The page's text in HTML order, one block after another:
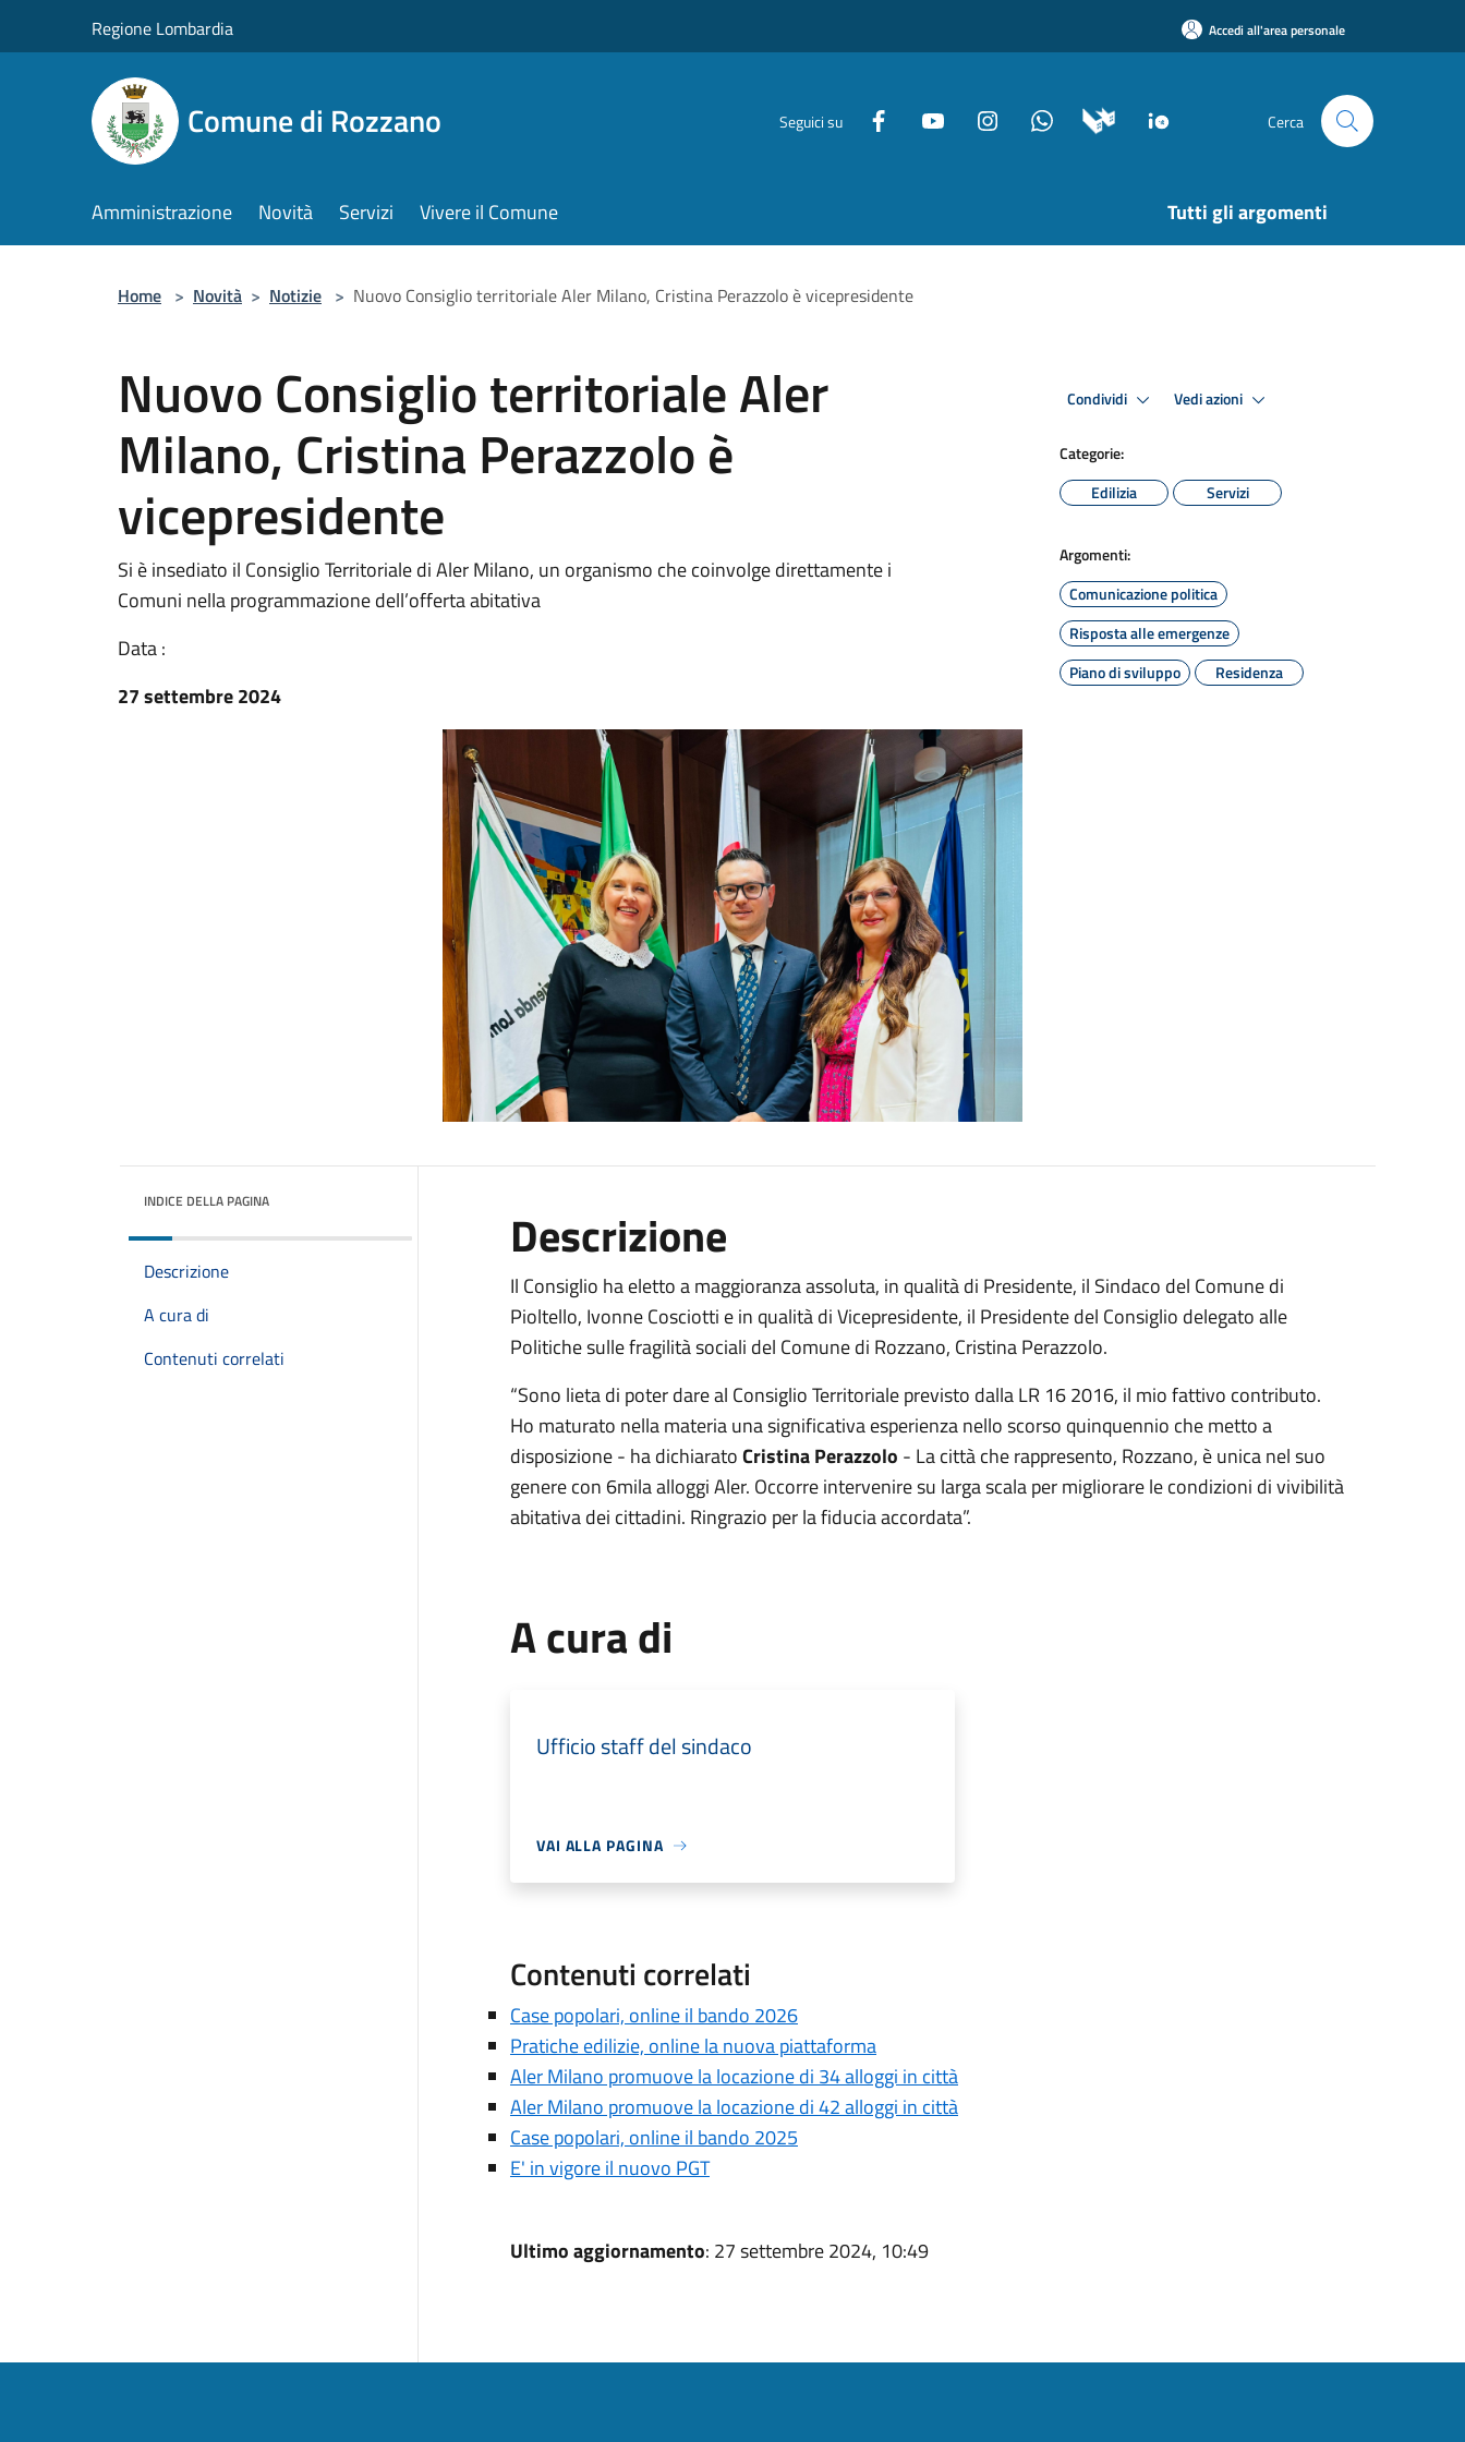
Regione Lombardia Accedi all'area personale
Comune di Rozzano Seguici su Cerca
Amministrazione Novità Servizi Vivere il Comune Tutti gli argomenti
Home > Novità > Notizie > Nuovo Consiglio territoriale Aler Milano, Cristina Perazzolo è vicepresidente
Nuovo Consiglio territoriale Aler
Milano, Cristina Perazzolo è
vicepresidente
Si è insediato il Consiglio Territoriale di Aler Milano, un organismo che coinvolge direttamente i
Comuni nella programmazione dell’offerta abitativa
Data :
27 settembre 2024
Condividi Vedi azioni
Categorie:
Edilizia
Servizi
Argomenti:
Comunicazione politica
Risposta alle emergenze
Piano di sviluppo
Residenza
INDICE DELLA PAGINA
Descrizione
A cura di
Contenuti correlati
Descrizione
Il Consiglio ha eletto a maggioranza assoluta, in qualità di Presidente, il Sindaco del Comune di
Pioltello, Ivonne Cosciotti e in qualità di Vicepresidente, il Presidente del Consiglio delegato alle
Politiche sulle fragilità sociali del Comune di Rozzano, Cristina Perazzolo.
“Sono lieta di poter dare al Consiglio Territoriale previsto dalla LR 16 2016, il mio fattivo contributo.
Ho maturato nella materia una significativa esperienza nello scorso quinquennio che metto a
disposizione - ha dichiaratoCristina Perazzolo - La città che rappresento, Rozzano, è unica nel suo
genere con 6mila alloggi Aler. Occorre intervenire su larga scala per migliorare le condizioni di vivibilità
abitativa dei cittadini. Ringrazio per la fiducia accordata”.
A cura di
Ufficio staff del sindaco
VAI ALLA PAGINA
Contenuti correlati
Case popolari, online il bando 2026
Pratiche edilizie, online la nuova piattaforma
Aler Milano promuove la locazione di 34 alloggi in città
Aler Milano promuove la locazione di 42 alloggi in città
Case popolari, online il bando 2025
E' in vigore il nuovo PGT
Ultimo aggiornamento: 27 settembre 2024, 10:49